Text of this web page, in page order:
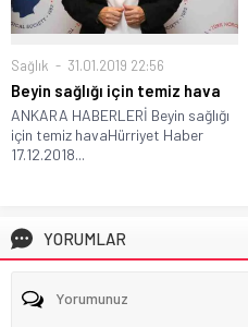
Sağlık 31.01.2019 22:56
Beyin sağlığı için temiz hava
ANKARA HABERLERİ Beyin sağlığı
için temiz havaHürriyet Haber
17.12.2018...
YORUMLAR